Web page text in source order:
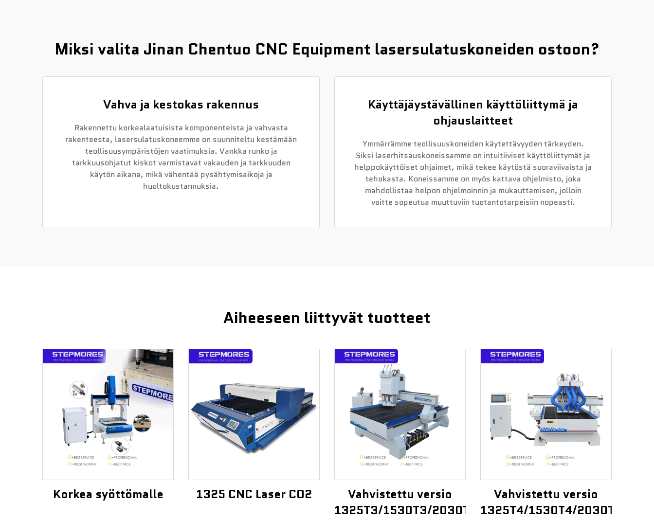
Miksi valita Jinan Chentuo CNC Equipment lasersulatuskoneiden ostoon?
Vahva ja kestokas rakennus
Rakennettu korkealaatuisista komponenteista ja vahvasta
rakenteesta, lasersulatuskoneemme on suunniteltu kestämään
teollisuusympäristöjen vaatimuksia. Vankka runko ja
tarkkuusohjatut kiskot varmistavat vakauden ja tarkkuuden
käytön aikana, mikä vähentää pysähtymisaikoja ja
huoltokustannuksia.
Käyttäjäystävällinen käyttöliittymä ja
ohjauslaitteet
Ymmärrämme teollisuuskoneiden käytettävyyden tärkeyden.
Siksi laserhitsauskoneissamme on intuitiiviset käyttöliittymät ja
helppokäyttöiset ohjaimet, mikä tekee käytöstä suoraviivaista ja
tehokasta. Koneissamme on myös kattava ohjelmisto, joka
mahdollistaa helpon ohjelmoinnin ja mukauttamisen, jolloin
voitte sopeutua muuttuviin tuotantotarpeisiin nopeasti.
Aiheeseen liittyvät tuotteet
Korkea syöttömalle 1325 CNC Laser CO2
Vahvistettu versio
1325T3/1530T3/2030T3
Vahvistettu versio
1325T4/1530T4/2030T4